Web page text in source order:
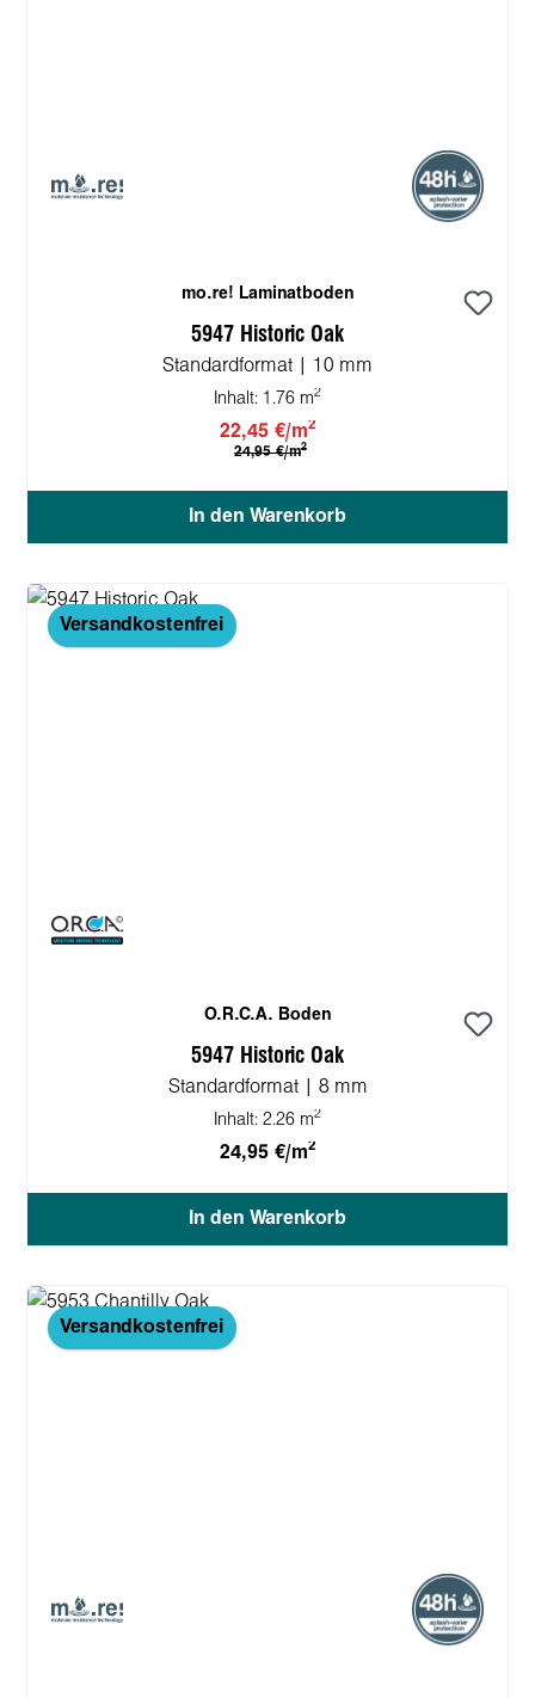
mo.re! Laminatboden
5947 Historic Oak
Standardformat | 10 mm
Inhalt: 1.76 m2
22,45 €/m2
24,95 €/m2
In den Warenkorb
Versandkostenfrei
O.R.C.A. Boden
5947 Historic Oak
Standardformat | 8 mm
Inhalt: 2.26 m2
24,95 €/m2
In den Warenkorb
Versandkostenfrei